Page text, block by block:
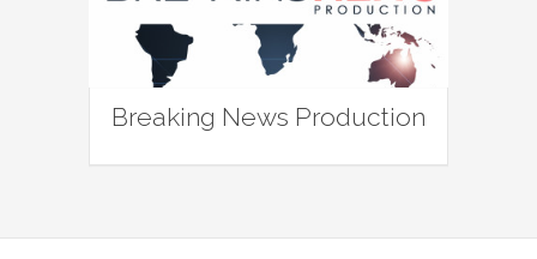
Breaking News Production